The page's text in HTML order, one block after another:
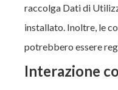
raccolga Dati di
installato. Inoltre, le
potrebbero essere
Interazione